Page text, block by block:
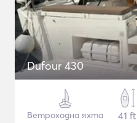
Dufour 430
Ветроходна яхта
41 ft